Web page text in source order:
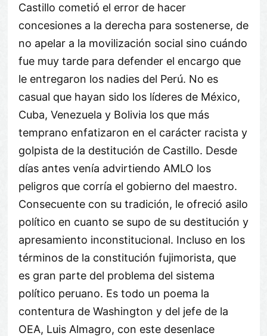
Castillo cometió el error de hacer
concesiones a la derecha para sostenerse, de
no apelar a la movilización social sino cuándo
fue muy tarde para defender el encargo que
le entregaron los nadies del Perú. No es
casual que hayan sido los líderes de México,
Cuba, Venezuela y Bolivia los que más
temprano enfatizaron en el carácter racista y
golpista de la destitución de Castillo. Desde
días antes venía advirtiendo AMLO los
peligros que corría el gobierno del maestro.
Consecuente con su tradición, le ofreció asilo
político en cuanto se supo de su destitución y
apresamiento inconstitucional. Incluso en los
términos de la constitución fujimorista, que
es gran parte del problema del sistema
político peruano. Es todo un poema la
contentura de Washington y del jefe de la
OEA, Luis Almagro, con este desenlace